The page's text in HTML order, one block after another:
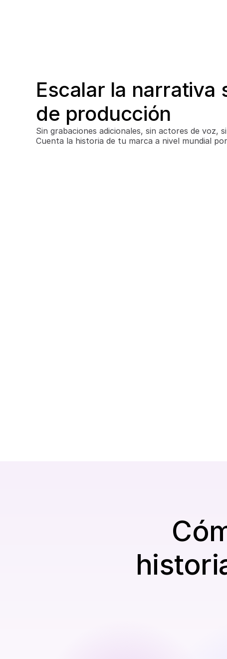
Escalar la narrativa
de producción
Sin grabaciones adicionales, sin actores de voz,
Cuenta la historia de tu marca a nivel mundial